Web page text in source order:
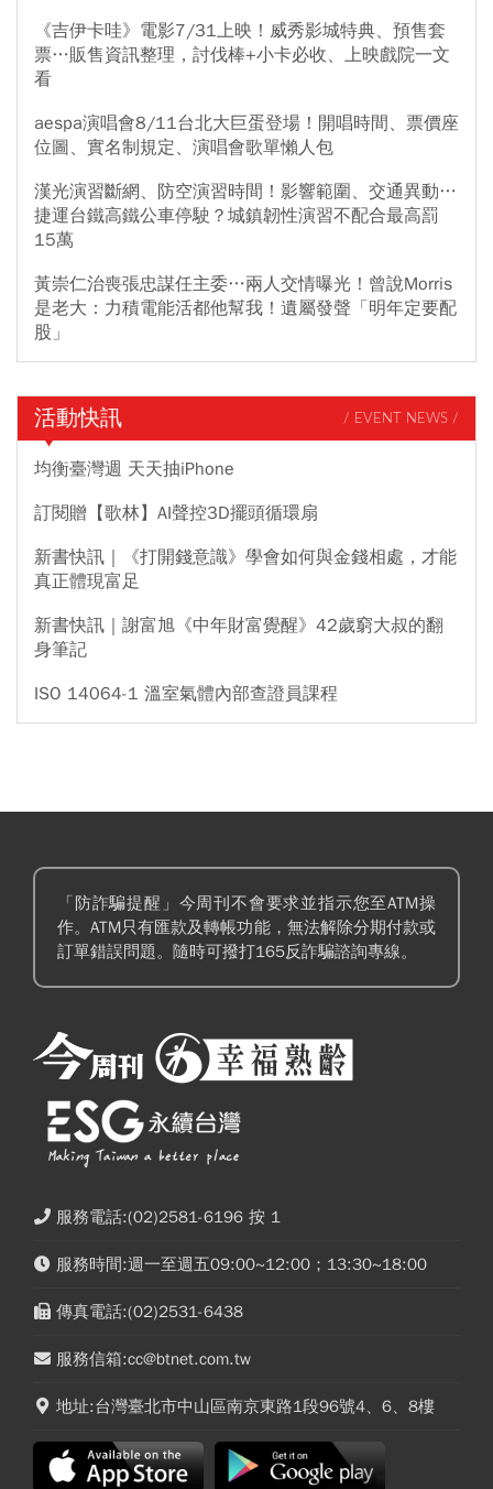
《吉伊卡哇》電影7/31上映！威秀影城特典、預售套
票…販售資訊整理，討伐棒+小卡必收、上映戲院一文
看
aespa演唱會8/11台北大巨蛋登場！開唱時間、票價座
位圖、實名制規定、演唱會歌單懶人包
漢光演習斷網、防空演習時間！影響範圍、交通異動…
捷運台鐵高鐵公車停駛？城鎮韌性演習不配合最高罰
15萬
黃崇仁治喪張忠謀任主委…兩人交情曝光！曾說Morris
是老大：力積電能活都他幫我！遺屬發聲「明年定要配
股」
活動快訊 / EVENT NEWS /
均衡臺灣週 天天抽iPhone
訂閱贈【歌林】AI聲控3D擺頭循環扇
新書快訊｜《打開錢意識》學會如何與金錢相處，才能
真正體現富足
新書快訊｜謝富旭《中年財富覺醒》42歲窮大叔的翻
身筆記
ISO 14064-1 溫室氣體內部查證員課程
「防詐騙提醒」今周刊不會要求並指示您至ATM操
作。ATM只有匯款及轉帳功能，無法解除分期付款或
訂單錯誤問題。隨時可撥打165反詐騙諮詢專線。
服務電話:(02)2581-6196 按 1
服務時間:週一至週五09:00~12:00；13:30~18:00
傳真電話:(02)2531-6438
服務信箱:cc@btnet.com.tw
地址:台灣臺北市中山區南京東路1段96號4、6、8樓